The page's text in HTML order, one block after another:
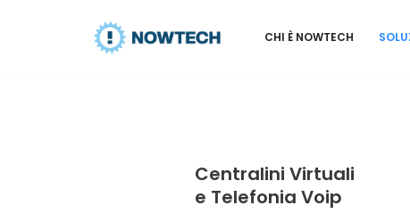
CHI È NOWTECH
Centralini Virtuali
e Telefonia Voip